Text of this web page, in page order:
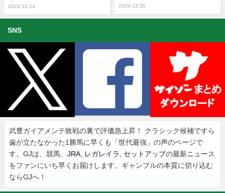
2024.12.24 2024.12.20
SNS
武豊ガイアメンテ敗戦の裏で評価急上昇！ クラシック候補ですら
歯が立たなかった1勝馬に早くも「世代最強」の声のページで
す。GJは、競馬、 JRA レガレイラ セットアップの最新ニュース
をファンにいち早くお届けします。ギャンブルの本質に切り込む
ならGJへ！